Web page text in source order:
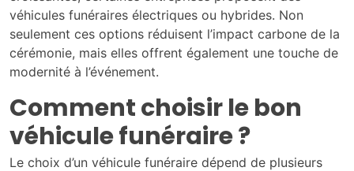
véhicules funéraires électriques ou hybrides. Non
seulement ces options réduisent l’impact carbone de la
cérémonie, mais elles offrent également une touche de
modernité à l’événement.
Comment choisir le bon
véhicule funéraire ?
Le choix d’un véhicule funéraire dépend de plusieurs